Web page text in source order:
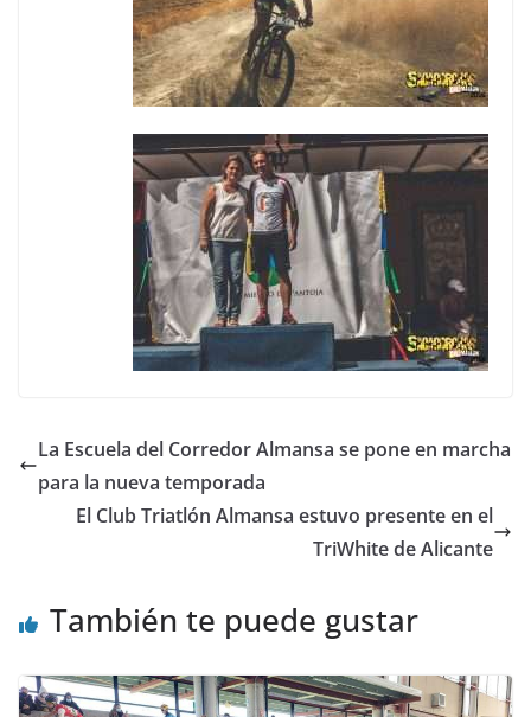
La Escuela del Corredor Almansa se pone en marcha
para la nueva temporada
El Club Triatlón Almansa estuvo presente en el
TriWhite de Alicante
También te puede gustar